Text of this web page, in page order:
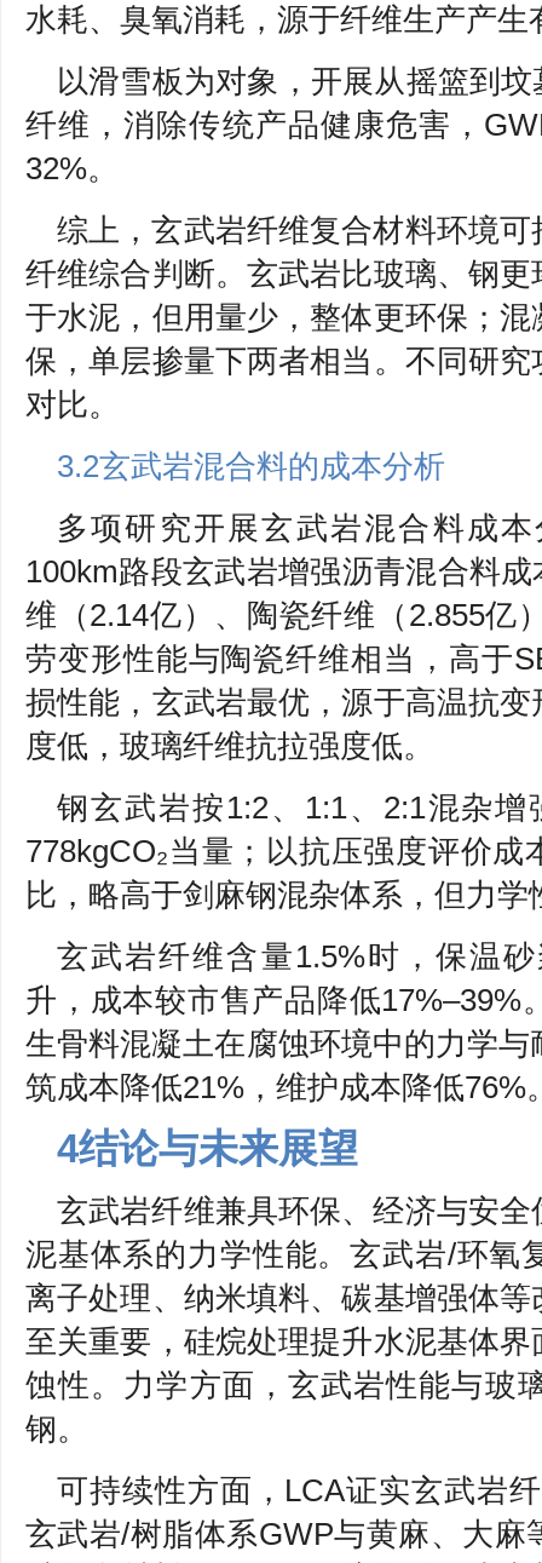
水耗、臭氧消耗，源于纤维生产产
以滑雪板为对象，开展从摇篮到
纤维，消除传统产品健康危害，
32%。
综上，玄武岩纤维复合材料环境
纤维综合判断。玄武岩比玻璃、钢
于水泥，但用量少，整体更环保；
保，单层掺量下两者相当。不同研
对比。
3.2玄武岩混合料的成本分析
多项研究开展玄武岩混合料成
100km路段玄武岩增强沥青混合料
维（2.14亿）、陶瓷纤维（2.855亿
劳变形性能与陶瓷纤维相当，高于
损性能，玄武岩最优，源于高温抗
度低，玻璃纤维抗拉强度低。
钢玄武岩按1:2、1:1、2:1混杂增
778kgCO₂当量；以抗压强度评价
比，略高于剑麻钢混杂体系，但力
玄武岩纤维含量1.5%时，保温
升，成本较市售产品降低17%–39%
生骨料混凝土在腐蚀环境中的力学
筑成本降低21%，维护成本降低76%
4结论与未来展望
玄武岩纤维兼具环保、经济与安
泥基体系的力学性能。玄武岩/环氧
离子处理、纳米填料、碳基增强体
至关重要，硅烷处理提升水泥基体
蚀性。力学方面，玄武岩性能与玻
钢。
可持续性方面，LCA证实玄武岩
玄武岩/树脂体系GWP与黄麻、大